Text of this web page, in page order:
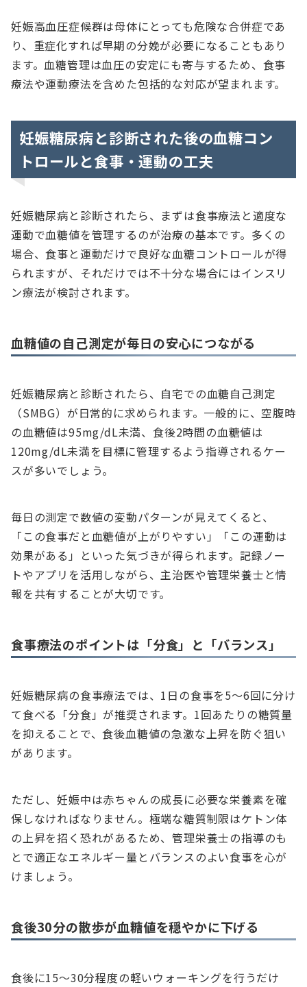
妊娠高血圧症候群は母体にとっても危険な合併症であ
り、重症化すれば早期の分娩が必要になることもあり
ます。血糖管理は血圧の安定にも寄与するため、食事
療法や運動療法を含めた包括的な対応が望まれます。
妊娠糖尿病と診断された後の血糖コン
トロールと食事・運動の工夫
妊娠糖尿病と診断されたら、まずは食事療法と適度な
運動で血糖値を管理するのが治療の基本です。多くの
場合、食事と運動だけで良好な血糖コントロールが得
られますが、それだけでは不十分な場合にはインスリ
ン療法が検討されます。
血糖値の自己測定が毎日の安心につながる
妊娠糖尿病と診断されたら、自宅での血糖自己測定
（SMBG）が日常的に求められます。一般的に、空腹時
の血糖値は95mg/dL未満、食後2時間の血糖値は
120mg/dL未満を目標に管理するよう指導されるケー
スが多いでしょう。
毎日の測定で数値の変動パターンが見えてくると、
「この食事だと血糖値が上がりやすい」「この運動は
効果がある」といった気づきが得られます。記録ノー
トやアプリを活用しながら、主治医や管理栄養士と情
報を共有することが大切です。
食事療法のポイントは「分食」と「バランス」
妊娠糖尿病の食事療法では、1日の食事を5〜6回に分け
て食べる「分食」が推奨されます。1回あたりの糖質量
を抑えることで、食後血糖値の急激な上昇を防ぐ狙い
があります。
ただし、妊娠中は赤ちゃんの成長に必要な栄養素を確
保しなければなりません。極端な糖質制限はケトン体
の上昇を招く恐れがあるため、管理栄養士の指導のも
とで適正なエネルギー量とバランスのよい食事を心が
けましょう。
食後30分の散歩が血糖値を穏やかに下げる
食後に15〜30分程度の軽いウォーキングを行うだけ